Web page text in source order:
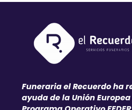
Funeraria el Recuerdo ha
ayuda de la Unión